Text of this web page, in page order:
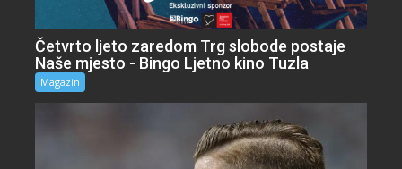
Četvrto ljeto zaredom Trg slobode postaje
Naše mjesto - Bingo Ljetno kino Tuzla
Magazin